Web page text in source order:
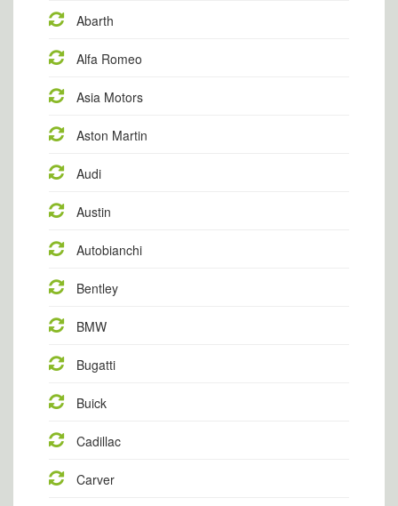
Abarth
Alfa Romeo
Asia Motors
Aston Martin
Audi
Austin
Autobianchi
Bentley
BMW
Bugatti
Buick
Cadillac
Carver